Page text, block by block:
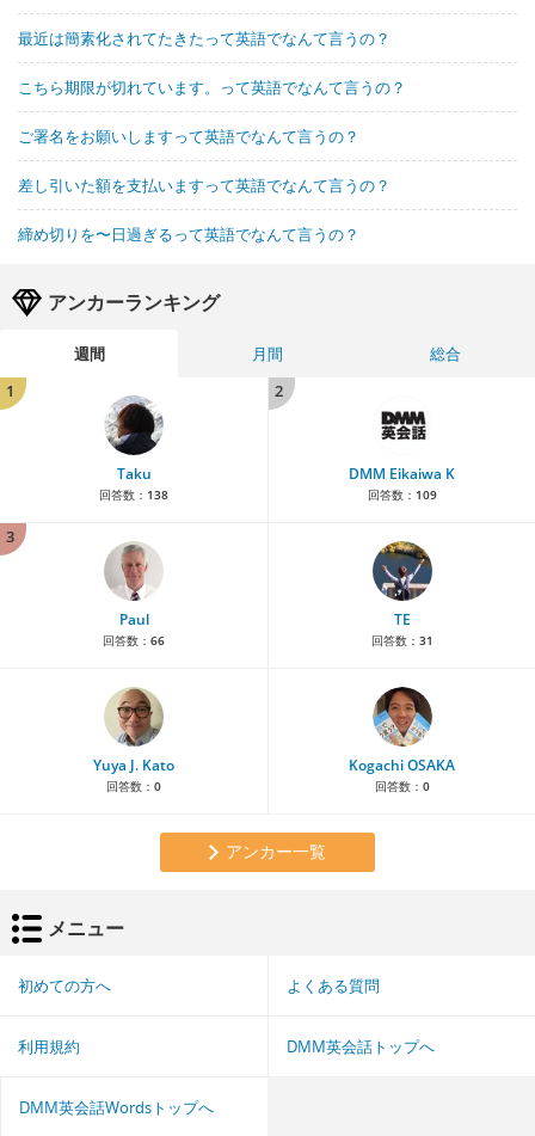
最近は簡素化されてたきたって英語でなんて言うの？
こちら期限が切れています。って英語でなんて言うの？
ご署名をお願いしますって英語でなんて言うの？
差し引いた額を支払いますって英語でなんて言うの？
締め切りを〜日過ぎるって英語でなんて言うの？
アンカーランキング
週間 月間
総合
1
Taku
回答数： 138
2
DMM Eikaiwa K
回答数： 109
3
Paul
回答数： 66
TE
回答数： 31
Yuya J. Kato
回答数： 0
Kogachi OSAKA
回答数： 0
アンカー一覧
メニュー
初めての方へ よくある質問
利用規約 DMM英会話トップへ
DMM英会話Wordsトップへ